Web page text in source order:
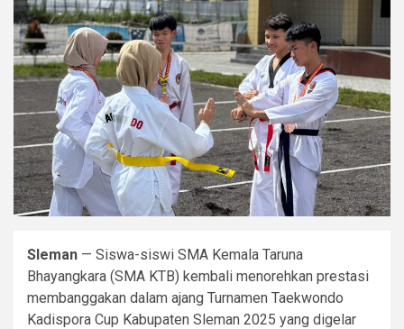
Sleman — Siswa-siswi SMA Kemala Taruna
Bhayangkara (SMA KTB) kembali menorehkan prestasi
membanggakan dalam ajang Turnamen Taekwondo
Kadispora Cup Kabupaten Sleman 2025 yang digelar